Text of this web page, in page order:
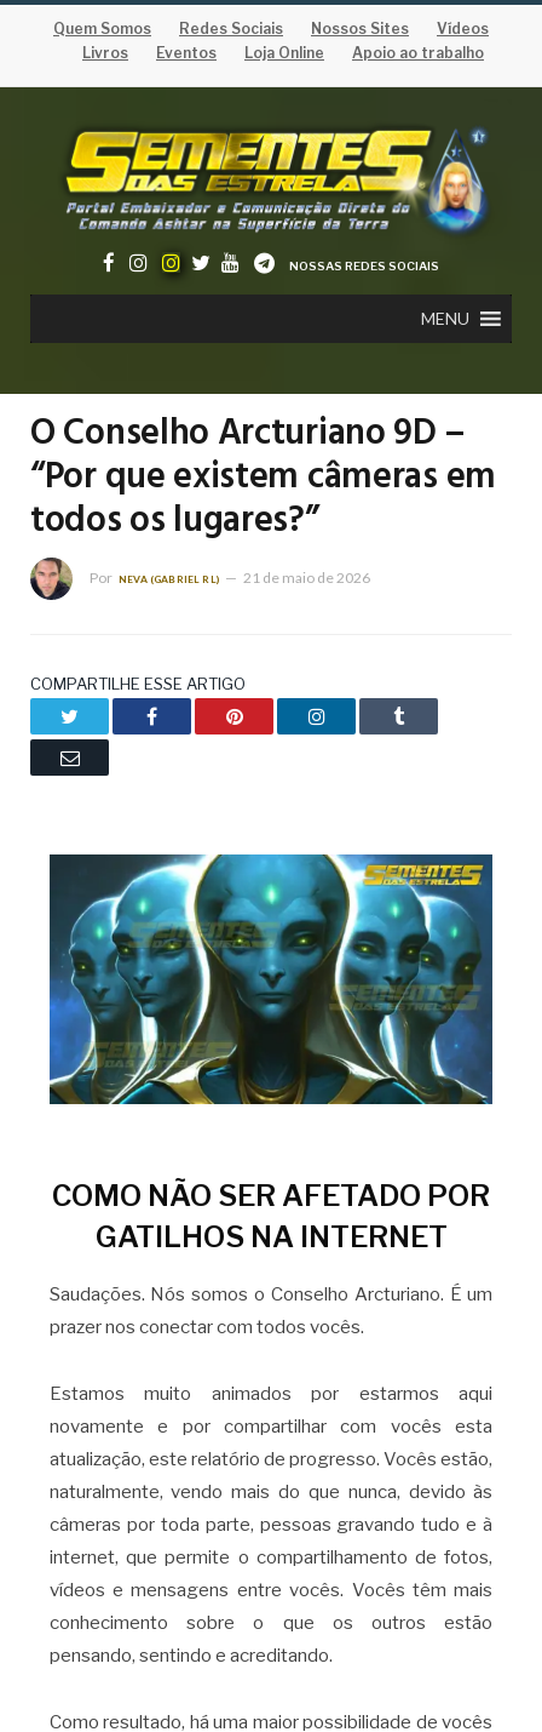
Quem Somos Redes Sociais Nossos Sites
Vídeos
Livros
Eventos Loja Online Apoio ao trabalho
NOSSAS REDES SOCIAIS
MENU
O Conselho Arcturiano 9D –
“Por que existem câmeras em
todos os lugares?”
Por NEVA (GABRIEL RL) 21 de maio de 2026
COMPARTILHE ESSE ARTIGO
Facebook Pinterest LinkedIn Tumblr
Email
COMO NÃO SER AFETADO POR
GATILHOS NA INTERNET
Saudações. Nós somos o Conselho Arcturiano. É um
prazer nos conectar com todos vocês.
Estamos muito animados por estarmos aqui
novamente e por compartilhar com vocês esta
atualização, este relatório de progresso. Vocês estão,
naturalmente, vendo mais do que nunca, devido às
câmeras por toda parte, pessoas gravando tudo e à
internet, que permite o compartilhamento de fotos,
vídeos e mensagens entre vocês. Vocês têm mais
conhecimento sobre o que os outros estão
pensando, sentindo e acreditando.
Como resultado, há uma maior possibilidade de vocês